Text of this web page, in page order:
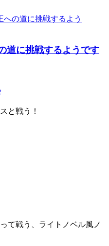
道に挑戦するようです
と戦う！
て戦う、ライトノベル風ノ